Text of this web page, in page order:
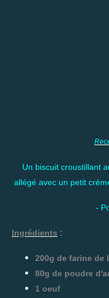
Un biscuit croustillant
allégé avec un petit
-
Ingrédients :
200g de farine de
80g de poudre
1 oeuf